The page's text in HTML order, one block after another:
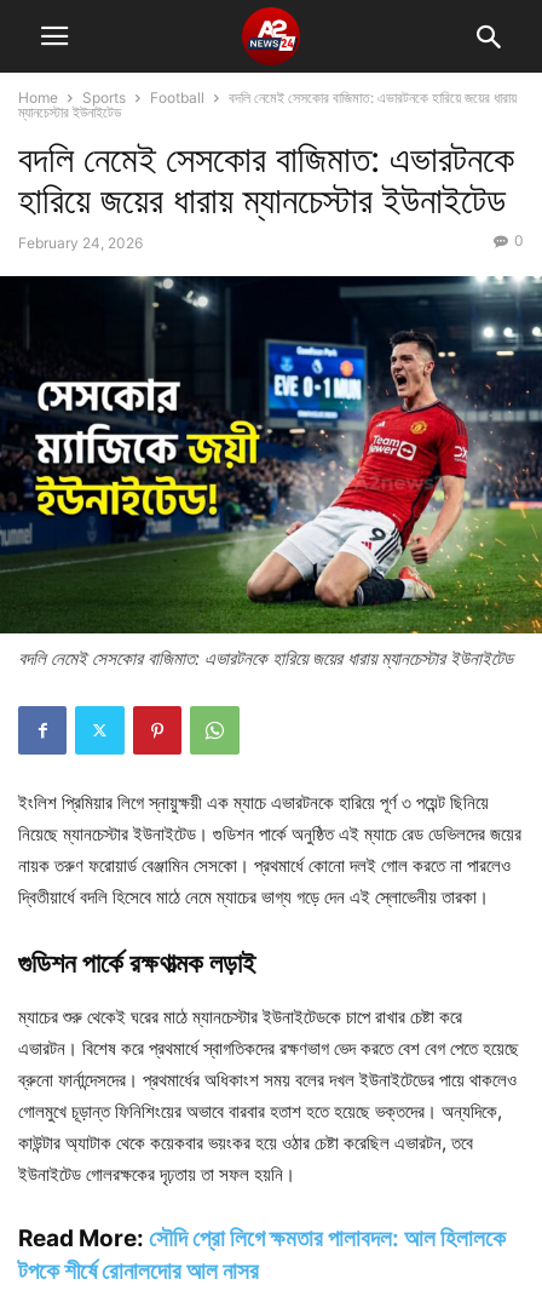
Home Sports Football
বদলি নেমেই সেসকোর বাজিমাত: এভারটনকে হারিয়ে জয়ের ধারায়
ম্যানচেস্টার ইউনাইটেড
বদলি নেমেই সেসকোর বাজিমাত: এভারটনকে
হারিয়ে জয়ের ধারায় ম্যানচেস্টার ইউনাইটেড
February 24, 2026 0
বদলি নেমেই সেসকোর বাজিমাত: এভারটনকে হারিয়ে জয়ের ধারায় ম্যানচেস্টার ইউনাইটেড
ইংলিশ প্রিমিয়ার লিগে স্নায়ুক্ষয়ী এক ম্যাচে এভারটনকে হারিয়ে পূর্ণ ৩ পয়েন্ট ছিনিয়ে
নিয়েছে ম্যানচেস্টার ইউনাইটেড। গুডিশন পার্কে অনুষ্ঠিত এই ম্যাচে রেড ডেভিলদের জয়ের
নায়ক তরুণ ফরোয়ার্ড বেঞ্জামিন সেসকো। প্রথমার্ধে কোনো দলই গোল করতে না পারলেও
দ্বিতীয়ার্ধে বদলি হিসেবে মাঠে নেমে ম্যাচের ভাগ্য গড়ে দেন এই স্লোভেনীয় তারকা।
গুডিশন পার্কে রক্ষণাত্মক লড়াই
ম্যাচের শুরু থেকেই ঘরের মাঠে ম্যানচেস্টার ইউনাইটেডকে চাপে রাখার চেষ্টা করে
এভারটন। বিশেষ করে প্রথমার্ধে স্বাগতিকদের রক্ষণভাগ ভেদ করতে বেশ বেগ পেতে হয়েছে
ব্রুনো ফার্নান্দেসদের। প্রথমার্ধের অধিকাংশ সময় বলের দখল ইউনাইটেডের পায়ে থাকলেও
গোলমুখে চূড়ান্ত ফিনিশিংয়ের অভাবে বারবার হতাশ হতে হয়েছে ভক্তদের। অন্যদিকে,
কাউন্টার অ্যাটাক থেকে কয়েকবার ভয়ংকর হয়ে ওঠার চেষ্টা করেছিল এভারটন, তবে
ইউনাইটেড গোলরক্ষকের দৃঢ়তায় তা সফল হয়নি।
Read More: সৌদি প্রো লিগে ক্ষমতার পালাবদল: আল হিলালকে
টপকে শীর্ষে রোনালদোর আল নাসর